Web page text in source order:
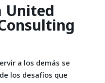
United
a los demás se
los desafíos que